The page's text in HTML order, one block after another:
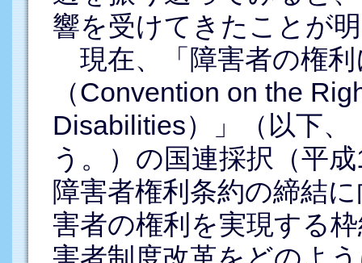
響を受けてきたことが
現在、「障害者の権
（Convention on the
Disabilities）」（以下
う。）の国連採択（平
障害者権利条約の締結
害者の権利を実現する